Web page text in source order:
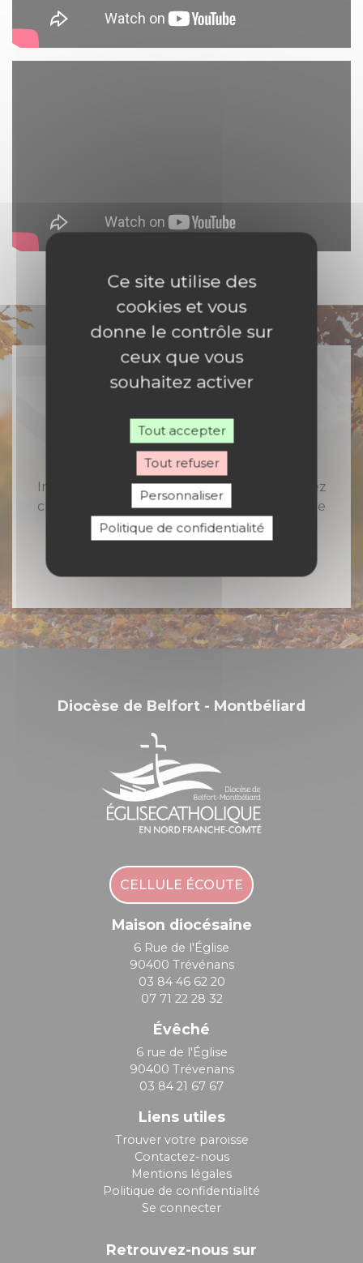
Rejoignez-nous
Inscrivez-vous à notre newsletter et recevez
chaque semaine toute l'actualité catholique
en Nord Franche-Comté
Diocèse de Belfort - Montbéliard
CELLULE ÉCOUTE
Maison diocésaine
6 Rue de l'Église
90400 Trévénans
03 84 46 62 20
07 71 22 28 32
Évêché
6 rue de l'Église
90400 Trévenans
03 84 21 67 67
Liens utiles
Trouver votre paroisse
Contactez-nous
Mentions légales
Politique de confidentialité
Se connecter
Retrouvez-nous sur
Ce site utilise des
cookies et vous
donne le contrôle sur
ceux que vous
souhaitez activer
Tout accepter
Tout refuser
Personnaliser
Politique de confidentialité